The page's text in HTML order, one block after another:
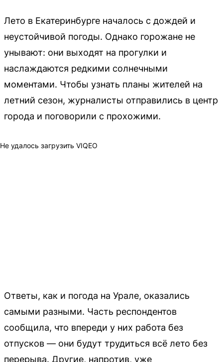
Лето в Екатеринбурге началось с дождей и
неустойчивой погоды. Однако горожане не
унывают: они выходят на прогулки и
наслаждаются редкими солнечными
моментами. Чтобы узнать планы жителей на
летний сезон, журналисты отправились в центр
города и поговорили с прохожими.
Не удалось загрузить VIQEO
Ответы, как и погода на Урале, оказались
самыми разными. Часть респондентов
сообщила, что впереди у них работа без
отпусков — они будут трудиться всё лето без
перерыва. Другие, напротив, уже